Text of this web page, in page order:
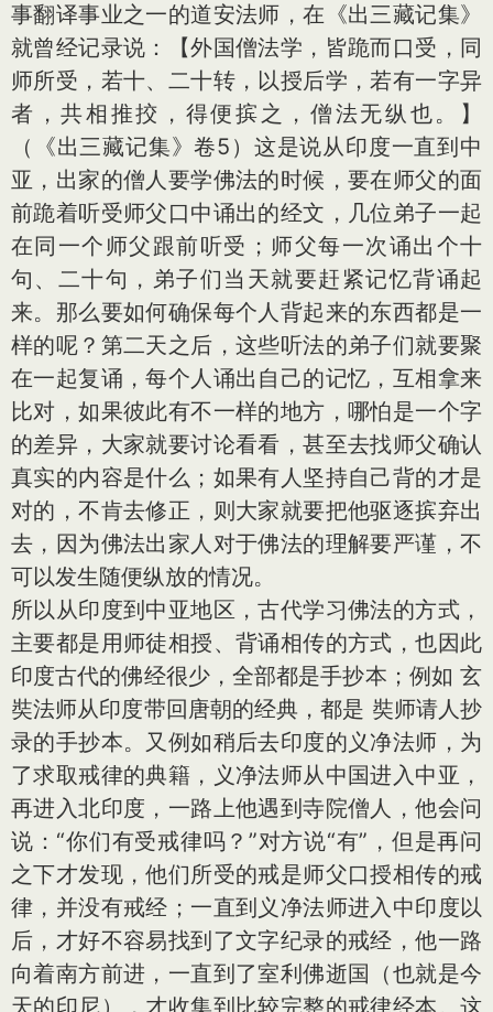
事翻译事业之一的道安法师，在《出三藏记集》
就曾经记录说：【外国僧法学，皆跪而口受，同
师所受，若十、二十转，以授后学，若有一字异
者，共相推挍，得便摈之，僧法无纵也。】
（《出三藏记集》卷5）这是说从印度一直到中
亚，出家的僧人要学佛法的时候，要在师父的面
前跪着听受师父口中诵出的经文，几位弟子一起
在同一个师父跟前听受；师父每一次诵出个十
句、二十句，弟子们当天就要赶紧记忆背诵起
来。那么要如何确保每个人背起来的东西都是一
样的呢？第二天之后，这些听法的弟子们就要聚
在一起复诵，每个人诵出自己的记忆，互相拿来
比对，如果彼此有不一样的地方，哪怕是一个字
的差异，大家就要讨论看看，甚至去找师父确认
真实的内容是什么；如果有人坚持自己背的才是
对的，不肯去修正，则大家就要把他驱逐摈弃出
去，因为佛法出家人对于佛法的理解要严谨，不
可以发生随便纵放的情况。
所以从印度到中亚地区，古代学习佛法的方式，
主要都是用师徒相授、背诵相传的方式，也因此
印度古代的佛经很少，全部都是手抄本；例如 玄
奘法师从印度带回唐朝的经典，都是 奘师请人抄
录的手抄本。又例如稍后去印度的义净法师，为
了求取戒律的典籍，义净法师从中国进入中亚，
再进入北印度，一路上他遇到寺院僧人，他会问
说：“你们有受戒律吗？”对方说“有”，但是再问
之下才发现，他们所受的戒是师父口授相传的戒
律，并没有戒经；一直到义净法师进入中印度以
后，才好不容易找到了文字纪录的戒经，他一路
向着南方前进，一直到了室利佛逝国（也就是今
天的印尼），才收集到比较完整的戒律经本。这